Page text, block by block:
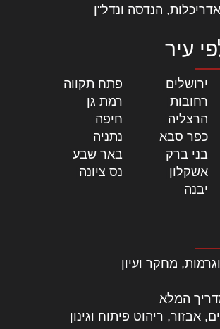
הנדסה ונדל"ן
עיר
ירושלים פתח תקווה
רחובות רמת גן
הרצליה חיפה
כפר סבא נתניה
בני ברק באר שבע
אשקלון נס ציונה
יבנה
מחקר ועיון
המלא
אבזור, ריהוט פיתוח וגינון